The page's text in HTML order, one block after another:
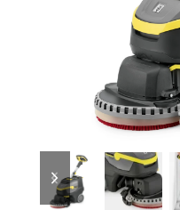
previous
slide
next
slide